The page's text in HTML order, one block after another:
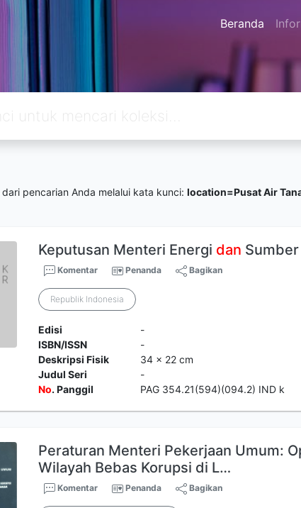
Beranda
dari pencarian Anda melalui kata kunci: location=Pusat Air
Keputusan Menteri Energi dan
Komentar Penanda Bagikan
Republik Indonesia
Edisi
-
ISBN/ISSN
-
Deskripsi Fisik
34 x 22 cm
Judul Seri
-
No. Panggil PAG 354.21(594)(094.2) IND k
Peraturan Menteri Pekerjaan Umum:
Wilayah Bebas Korupsi di L…
Komentar Penanda Bagikan